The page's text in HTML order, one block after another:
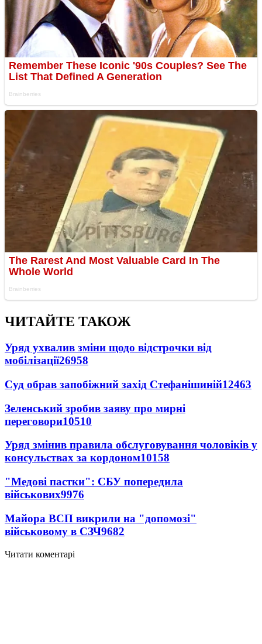
ЧИТАЙТЕ ТАКОЖ
Уряд ухвалив зміни щодо відстрочки від
мобілізації26958
Суд обрав запобіжний захід Стефанішиній12463
Зеленський зробив заяву про мирні
переговори10510
Уряд змінив правила обслуговування чоловіків у
консульствах за кордоном10158
"Медові пастки": СБУ попередила
військових9976
Майора ВСП викрили на "допомозі"
військовому в СЗЧ9682
Читати коментарі